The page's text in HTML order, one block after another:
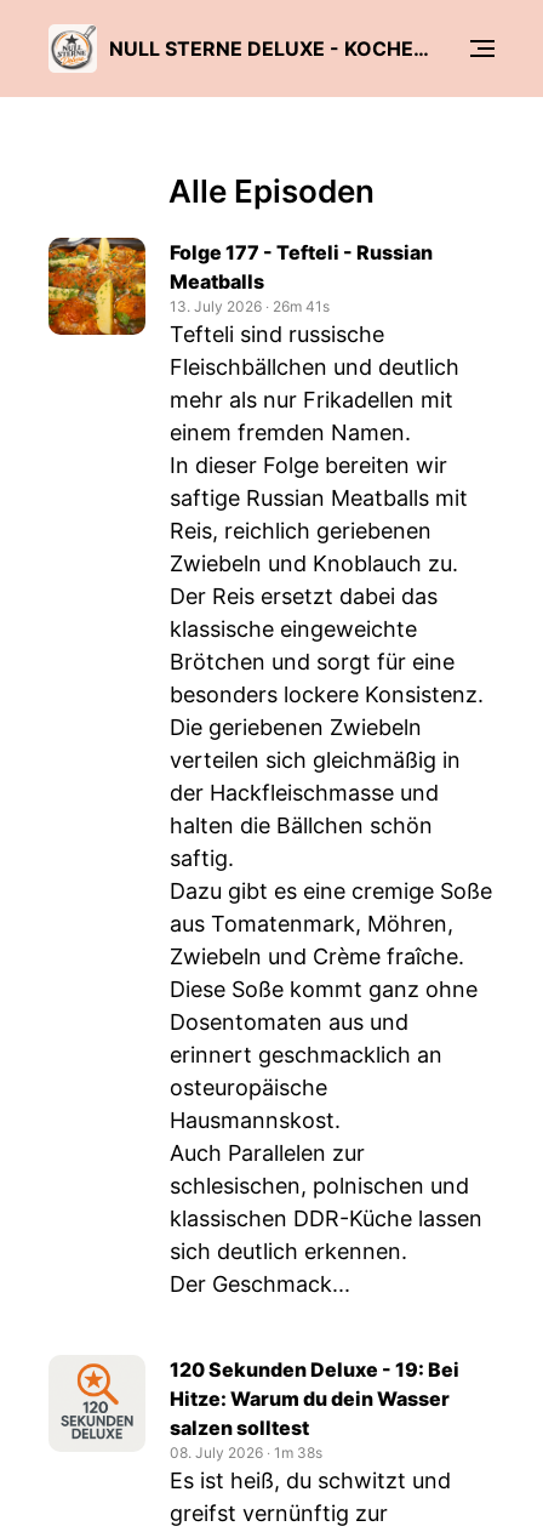
NULL STERNE DELUXE - KOCHEN, ABER LECKER!
Alle Episoden
Folge 177 - Tefteli - Russian
Meatballs
13. July 2026 ‧ 26m 41s
Tefteli sind russische
Fleischbällchen und deutlich
mehr als nur Frikadellen mit
einem fremden Namen.
In dieser Folge bereiten wir
saftige Russian Meatballs mit
Reis, reichlich geriebenen
Zwiebeln und Knoblauch zu.
Der Reis ersetzt dabei das
klassische eingeweichte
Brötchen und sorgt für eine
besonders lockere Konsistenz.
Die geriebenen Zwiebeln
verteilen sich gleichmäßig in
der Hackfleischmasse und
halten die Bällchen schön
saftig.
Dazu gibt es eine cremige Soße
aus Tomatenmark, Möhren,
Zwiebeln und Crème fraîche.
Diese Soße kommt ganz ohne
Dosentomaten aus und
erinnert geschmacklich an
osteuropäische
Hausmannskost.
Auch Parallelen zur
schlesischen, polnischen und
klassischen DDR-Küche lassen
sich deutlich erkennen.
Der Geschmack...
120 Sekunden Deluxe - 19: Bei
Hitze: Warum du dein Wasser
salzen solltest
08. July 2026 ‧ 1m 38s
Es ist heiß, du schwitzt und
greifst vernünftig zur